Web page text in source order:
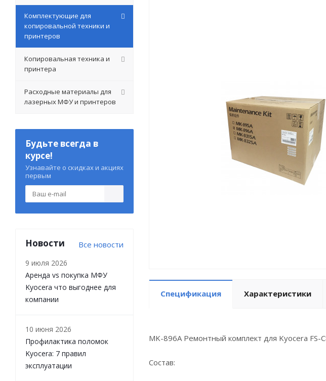
Спецификация Характеристики
MK-896A Ремонтный комплект для Kyocera FS-
Состав:
Комплектующие для
копировальной техники и
принтеров
Копировальная техника и
принтера
Расходные материалы для
лазерных МФУ и принтеров
Будьте всегда в
курсе!
Узнавайте о скидках и акциях
первым
Новости Все новости
9 июля 2026
Аренда vs покупка МФУ
Kyocera что выгоднее для
компании
10 июня 2026
Профилактика поломок
Kyocera: 7 правил
эксплуатации